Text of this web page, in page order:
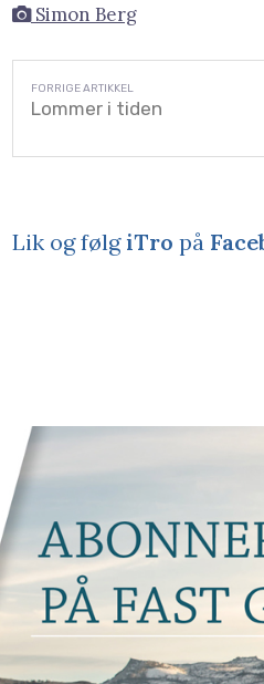
Simon Berg
Lommer i tiden
Lik og følgiTro på